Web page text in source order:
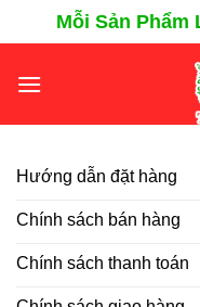
Chuyển
đến
dung
Mỗi Sản Phẩm
Hướng dẫn đặt hàng
Chính sách bán hàng
Chính sách thanh toán